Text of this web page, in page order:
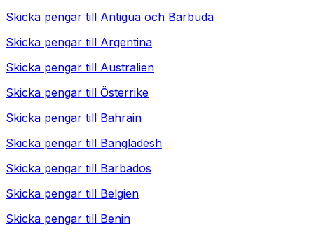
Skicka pengar till Antigua och Barbuda
Skicka pengar till Argentina
Skicka pengar till Australien
Skicka pengar till Österrike
Skicka pengar till Bahrain
Skicka pengar till Bangladesh
Skicka pengar till Barbados
Skicka pengar till Belgien
Skicka pengar till Benin